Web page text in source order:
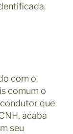
com o
comum o
que
acaba
seu